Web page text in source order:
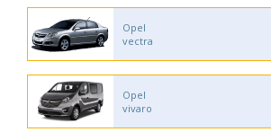
Opel
vectra
Opel
vivaro